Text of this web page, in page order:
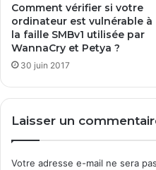
Comment vérifier si votre
ordinateur est vulnérable à
la faille SMBv1 utilisée par
WannaCry et Petya ?
30 juin 2017
Laisser un
Votre adresse e-mail ne sera